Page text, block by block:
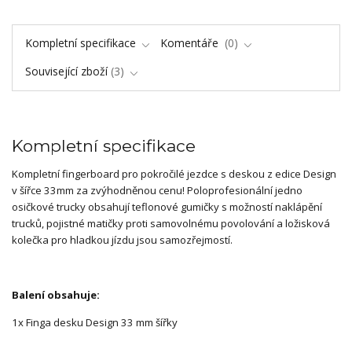
Kompletní specifikace Komentáře
0
Související zboží 3
Kompletní specifikace
Kompletní fingerboard pro pokročilé jezdce s deskou z edice Design
v šířce 33mm za zvýhodněnou cenu! Poloprofesionální jedno
osičkové trucky obsahují teflonové gumičky s možností naklápění
trucků, pojistné matičky proti samovolnému povolování a ložisková
kolečka pro hladkou jízdu jsou samozřejmostí.
Balení obsahuje:
1x Finga desku Design 33 mm šířky